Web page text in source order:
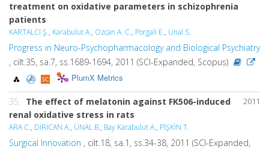
treatment on oxidative parameters in schizophrenia
patients
KARTALCI Ş., Karabulut A., Ozcan A. C., Porgali E., Unal S.
Progress in Neuro-Psychopharmacology and Biological Psychiatry
, cilt.35, sa.7, ss.1689-1694, 2011 (SCI-Expanded, Scopus)
PlumX Metrics
2011
35. The effect of melatonin against FK506-induced
renal oxidative stress in rats
ARA C., DİRİCAN A., ÜNAL B., Bay Karabulut A., PİŞKİN T.
Surgical Innovation , cilt.18, sa.1, ss.34-38, 2011 (SCI-Expanded,